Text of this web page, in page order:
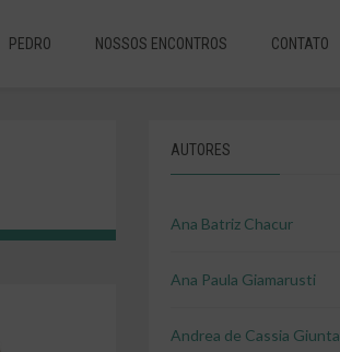
PEDRO NOSSOS ENCONTROS CONTATO
AUTORES
Ana Batriz Chacur
Ana Paula Giamarusti
Andrea de Cassia Giunta